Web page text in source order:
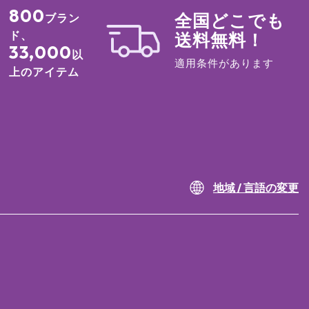
800ブラン
ド、
33,000以
上のアイテム
全国どこでも
送料無料！
適用条件があります
地域 / 言語の変更